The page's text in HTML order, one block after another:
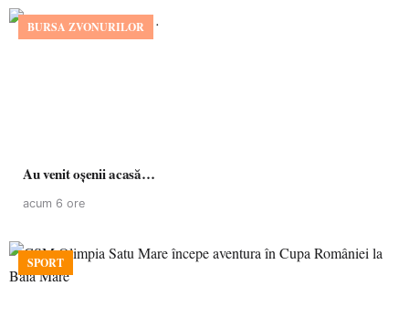
BURSA ZVONURILOR
Au venit oșenii acasă…
acum 6 ore
SPORT